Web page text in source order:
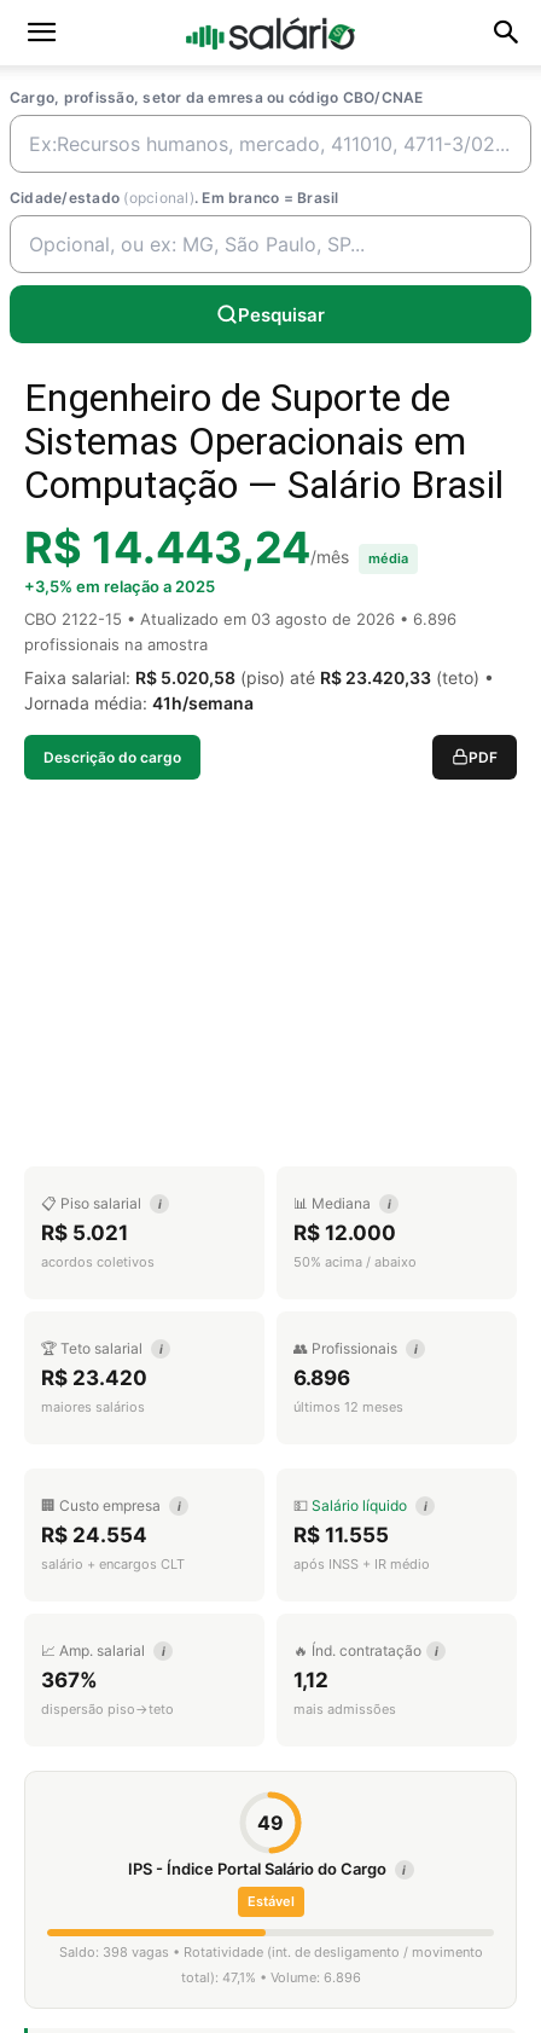
Cargo, profissão, setor da emresa ou código CBO/CNAE
Cidade/estado (opcional). Em branco = Brasil
Pesquisar
Engenheiro de Suporte de
Sistemas Operacionais em
Computação — Salário Brasil
R$ 14.443,24/mês média
+3,5% em relação a 2025
CBO 2122-15 • Atualizado em 03 agosto de 2026 • 6.896
profissionais na amostra
Faixa salarial: R$ 5.020,58 (piso) até R$ 23.420,33 (teto) •
Jornada média: 41h/semana
Descrição do cargo PDF
📋 Piso salarial i
R$ 5.021
acordos coletivos
📊 Mediana i
R$ 12.000
50% acima / abaixo
🏆 Teto salarial i
R$ 23.420
maiores salários
👥 Profissionais i
6.896
últimos 12 meses
🏢 Custo empresa i
R$ 24.554
salário + encargos CLT
💵 Salário líquido i
R$ 11.555
após INSS + IR médio
📈 Amp. salarial i
367%
dispersão piso→teto
🔥 Índ. contratação i
1,12
mais admissões
49
IPS - Índice Portal Salário do Cargo i
Estável
Saldo: 398 vagas • Rotatividade (int. de desligamento / movimento
total): 47,1% • Volume: 6.896